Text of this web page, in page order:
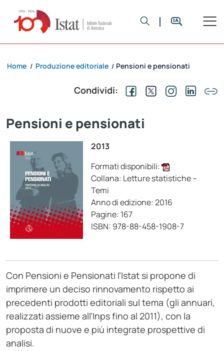
Home / Produzione editoriale / Pensioni e pensionati
Condividi:
Pensioni e pensionati
2013
Formati disponibili:
Collana: Letture statistiche –
Temi
Anno di edizione: 2016
Pagine: 167
ISBN: 978-88-458-1908-7
Con Pensioni e Pensionati l’Istat si propone di
imprimere un deciso rinnovamento rispetto ai
precedenti prodotti editoriali sul tema (gli annuari,
realizzati assieme all’Inps fino al 2011), con la
proposta di nuove e più integrate prospettive di
analisi.